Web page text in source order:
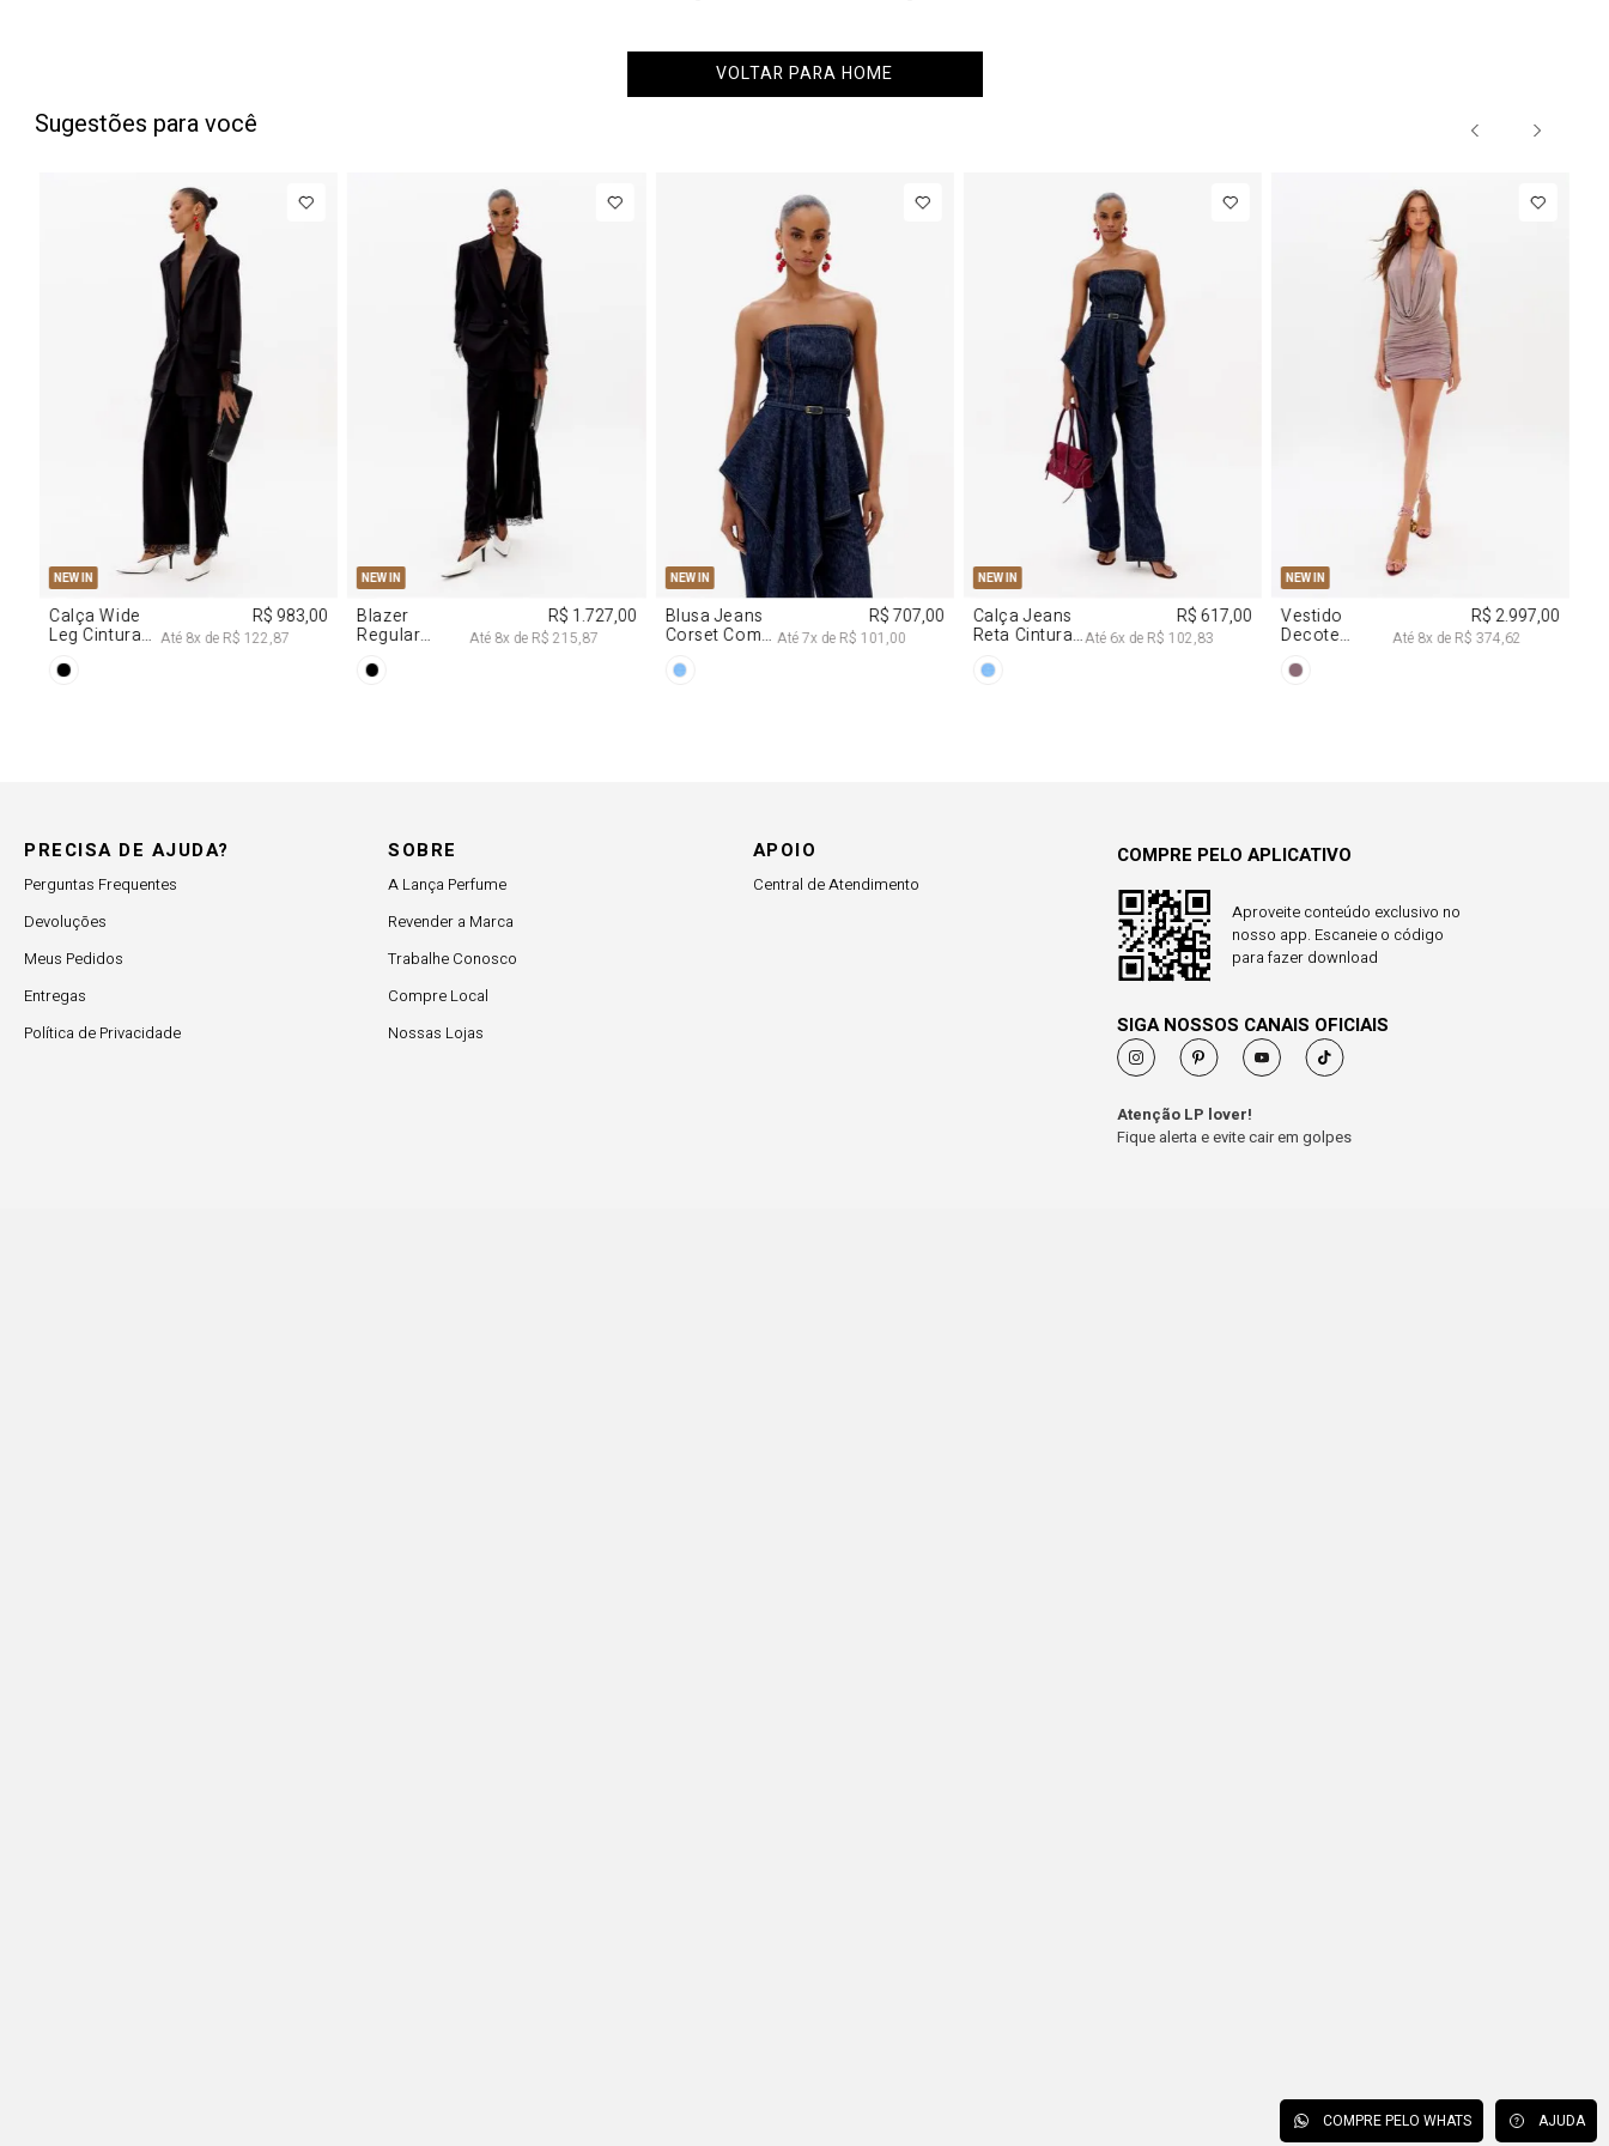
COMPRE PELO WHATS AJUDA
VOLTAR PARA HOME
Sugestões para você
NEW IN
Blazer
Regular
Acetinado
R$ 1.777,00
Até 8x deR$ 222,12
R$ 863,00
Até8x de
R$ 863,00
Até8x de
R$ 1.297,00
Até8x de
R$ 863,00
Até8x de
PRECISA DE AJUDA?
Perguntas Frequentes
Devoluções
Meus Pedidos
Entregas
Política de Privacidade
SOBRE
A Lança Perfume
Revender a Marca
Trabalhe Conosco
Compre Local
Nossas Lojas
APOIO
Central de Atendimento
COMPRE PELO APLICATIVO
Aproveite conteúdo exclusivo no
nosso app. Escaneie o código
para fazer download
SIGA NOSSOS CANAIS OFICIAIS
Atenção LP lover!
Fique alerta e evite cair em golpes